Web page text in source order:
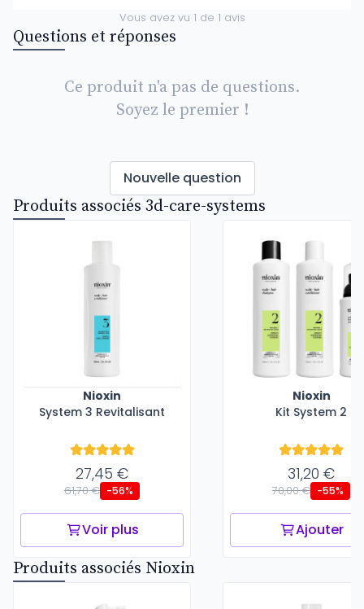
Vous avez vu 1 de 1 avis
Questions et réponses
Ce produit n'a pas de questions.
Soyez le premier !
Nouvelle question
Produits associés 3d-care-systems
Nioxin
System 3 Revitalisant
27,45 €
61,70 € -56%
Voir plus
Nioxin
Kit System 2
31,20 €
70,00 € -55%
Ajouter
Produits associés Nioxin